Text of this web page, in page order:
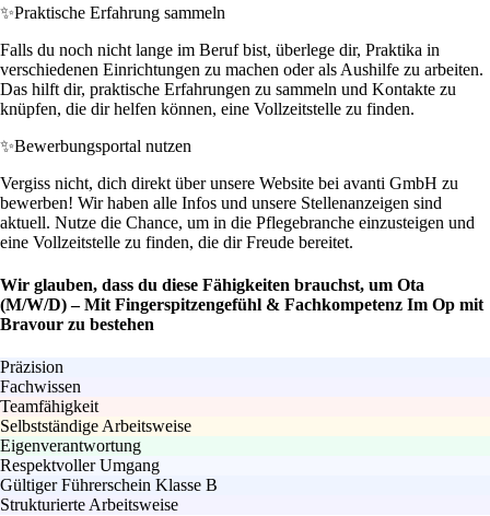
✨Praktische Erfahrung sammeln
Falls du noch nicht lange im Beruf bist, überlege dir, Praktika in
verschiedenen Einrichtungen zu machen oder als Aushilfe zu arbeiten.
Das hilft dir, praktische Erfahrungen zu sammeln und Kontakte zu
knüpfen, die dir helfen können, eine Vollzeitstelle zu finden.
✨Bewerbungsportal nutzen
Vergiss nicht, dich direkt über unsere Website bei avanti GmbH zu
bewerben! Wir haben alle Infos und unsere Stellenanzeigen sind
aktuell. Nutze die Chance, um in die Pflegebranche einzusteigen und
eine Vollzeitstelle zu finden, die dir Freude bereitet.
Wir glauben, dass du diese Fähigkeiten brauchst, um Ota
(M/W/D) – Mit Fingerspitzengefühl & Fachkompetenz Im Op mit
Bravour zu bestehen
Präzision
Fachwissen
Teamfähigkeit
Selbstständige Arbeitsweise
Eigenverantwortung
Respektvoller Umgang
Gültiger Führerschein Klasse B
Strukturierte Arbeitsweise